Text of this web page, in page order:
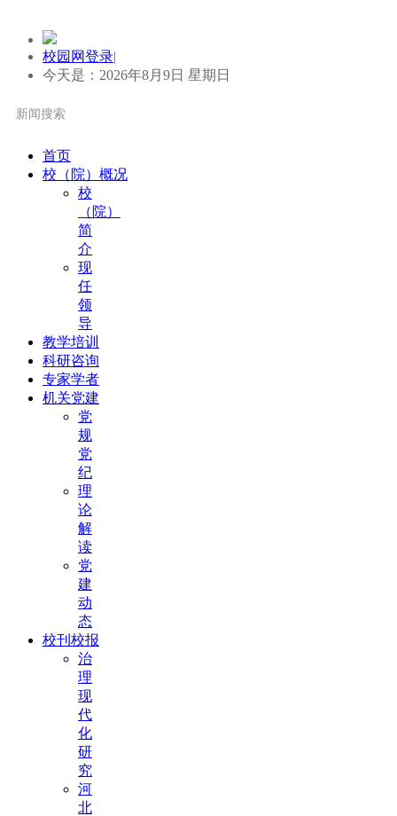
校园网登录|
今天是：2026年8月9日 星期日
首页
校（院）概况
校
（院）
简
介
现
任
领
导
教学培训
科研咨询
专家学者
机关党建
党
规
党
纪
理
论
解
读
党
建
动
态
校刊校报
治
理
现
代
化
研
究
河
北